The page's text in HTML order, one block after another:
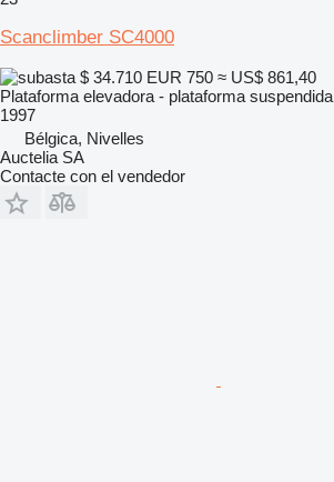
Scanclimber SC4000
$ 34.710 EUR 750 ≈ US$ 861,40
Plataforma elevadora - plataforma suspendida
1997
Bélgica, Nivelles
Auctelia SA
Contacte con el vendedor